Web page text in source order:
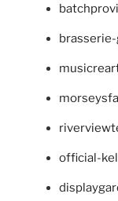
official-